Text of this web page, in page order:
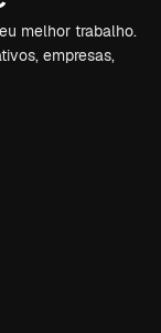
melhor trabalho.
empresas,